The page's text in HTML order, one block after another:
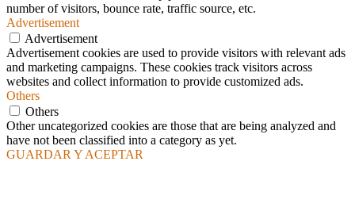
number of visitors, bounce rate, traffic source, etc.
Advertisement
Advertisement
Advertisement cookies are used to provide visitors with relevant ads
and marketing campaigns. These cookies track visitors across
websites and collect information to provide customized ads.
Others
Others
Other uncategorized cookies are those that are being analyzed and
have not been classified into a category as yet.
GUARDAR Y ACEPTAR